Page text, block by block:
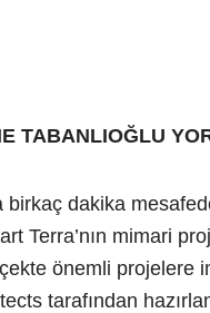
TABANLIOĞLU
birkaç dakika
Terra’nın mimari
önemli projelere
tarafından